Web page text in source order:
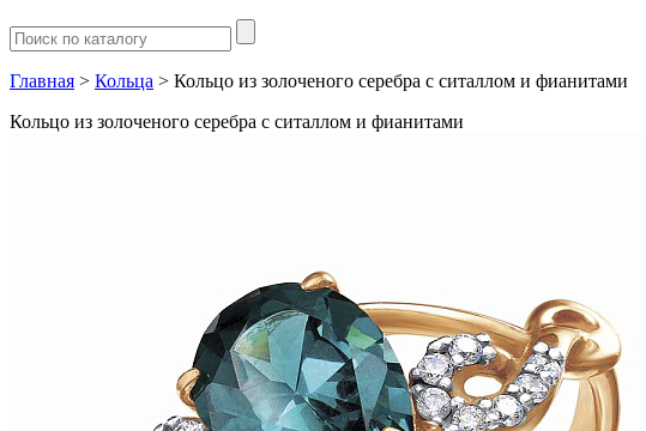
Главная > Кольца > Кольцо из золоченого серебра с ситаллом и фианитами
Кольцо из золоченого серебра с ситаллом и фианитами